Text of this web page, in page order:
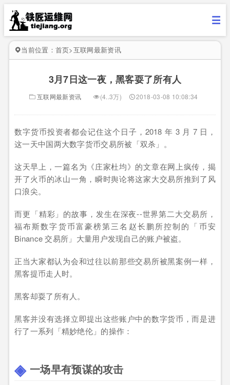
当前位置： 首页>互联网最新资讯
3月7日这一夜，黑客耍了所有人
互联网最新资讯 (4..3万) 2018-03-08 10:08:34
数字货币投资者都会记住这个日子，2018 年 3 月 7 日，
这一天中国两大数字货币交易所被「双杀」。
这天早上，一篇名为《庄家杜均》的文章在网上疯传，揭
开了火币的冰山一角，瞬时舆论将这家大交易所推到了风
口浪尖。
而更「精彩」的故事，发生在深夜--世界第二大交易所，
福布斯数字货币富豪榜第三名赵长鹏所控制的「币安
Binance 交易所」大量用户发现自己的账户被盗。
正当大家都认为会和过往以前那些交易所被黑案例一样，
黑客提币走人时。
黑客却耍了所有人。
黑客并没有选择立即提出这些账户中的数字货币，而是进
行了一系列「精妙绝伦」的操作：
一场早有预谋的攻击